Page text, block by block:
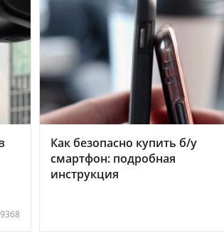
Как безопасно купить б/у
смартфон: подробная
инструкция